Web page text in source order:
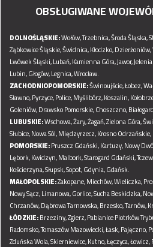
OBSŁUGIWANE
DOLNOŚLĄSKIE:Wołów,Trzebnica,Środa Śląska,
Ząbkowice Śląskie,Świdnica,Kłodzko,Dzierżoniów,
Lwówek Śląski,Lubań,Kamienna Góra,Jawor,
Lubin,Głogów,Legnica,Wrocław.
ZACHODNIOPOMORSKIE:Świnoujście,Łobez,
Sławno,Pyrzyce,Police,Myślibórz,Koszalin,
Goleniów,Drawsko Pomorskie,Choszczno,
LUBUSKIE:Wschowa,Żary,Żagań,Zielona Góra,
Słubice,Nowa Sól,Międzyrzecz,Krosno Odrzańskie,
POMORSKIE:Pruszcz Gdański,Kartuzy,Nowy
Lębork,Kwidzyn,Malbork,Starogard Gdański,
Kościerzyna,Słupsk,Sopot,Gdynia,Gdańsk.
MAŁOPOLSKIE:Zakopane,Miechów,Wieliczka,
Nowy Sącz,Limanowa,Gorlice,Sucha Beskidzka,
Chrzanów,Dąbrowa Tarnowska,Brzesko,Tarnów,
ŁÓDZKIE:Brzeziny,Zgierz,PabianicePiotrków
Radomsko,Tomaszów Mazowiecki,Łask,Pajęczno,
Zduńska Wola,Skierniewice,Kutno,Łęczyca,Łowicz,